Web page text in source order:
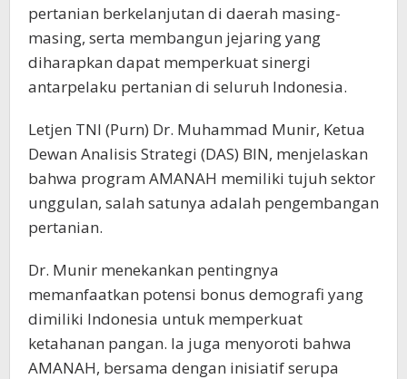
pertanian berkelanjutan di daerah masing-
masing, serta membangun jejaring yang
diharapkan dapat memperkuat sinergi
antarpelaku pertanian di seluruh Indonesia.
Letjen TNI (Purn) Dr. Muhammad Munir, Ketua
Dewan Analisis Strategi (DAS) BIN, menjelaskan
bahwa program AMANAH memiliki tujuh sektor
unggulan, salah satunya adalah pengembangan
pertanian.
Dr. Munir menekankan pentingnya
memanfaatkan potensi bonus demografi yang
dimiliki Indonesia untuk memperkuat
ketahanan pangan. Ia juga menyoroti bahwa
AMANAH, bersama dengan inisiatif serupa